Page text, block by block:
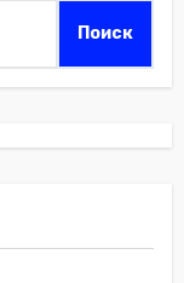
Поиск